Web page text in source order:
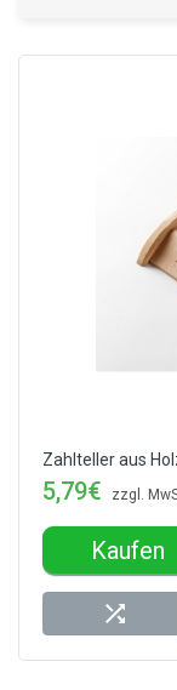
Zahlteller aus
5,79€ zzgl.
Kaufen